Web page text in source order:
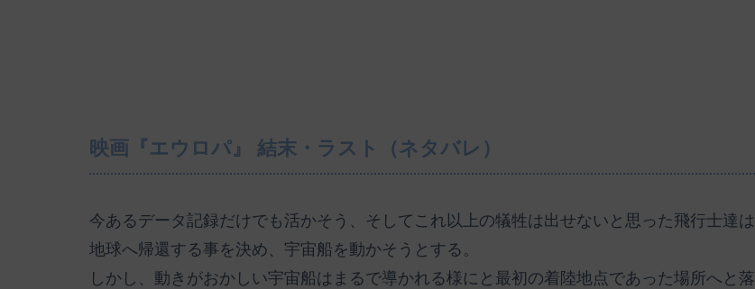
映画『エウロパ』 結末・ラスト（ネタバレ）
今あるデータ記録だけでも活かそう、そしてこれ以上の犠牲は出せないと思った飛行士達は
地球へ帰還する事を決め、宇宙船を動かそうとする。
しかし、動きがおかしい宇宙船はまるで導かれる様にと最初の着陸地点であった場所へと落